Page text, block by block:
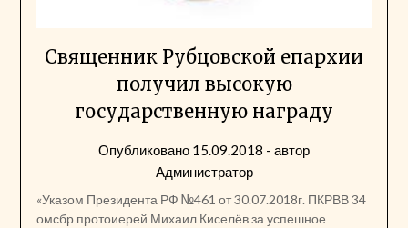
Священник Рубцовской епархии
получил высокую
государственную награду
Опубликовано 15.09.2018 - автор
Администратор
«Указом Президента РФ №461 от 30.07.2018г. ПКРВВ 34
омсбр протоиерей Михаил Киселёв за успешное